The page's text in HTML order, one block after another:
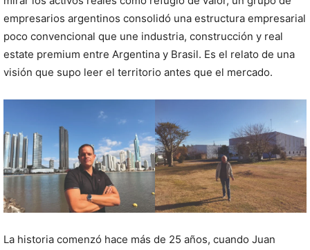
empresarios argentinos consolidó una estructura empresarial
poco convencional que une industria, construcción y real
estate premium entre Argentina y Brasil. Es el relato de una
visión que supo leer el territorio antes que el mercado.
La historia comenzó hace más de 25 años, cuando Juan